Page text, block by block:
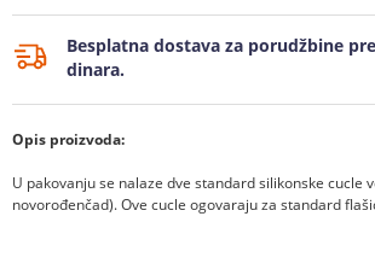
Besplatna dostava za porudžbine
dinara.
Opis proizvoda:
U pakovanju se nalaze dve standard silikonske cucle
novorođenčad). Ove cucle ogovaraju za standard